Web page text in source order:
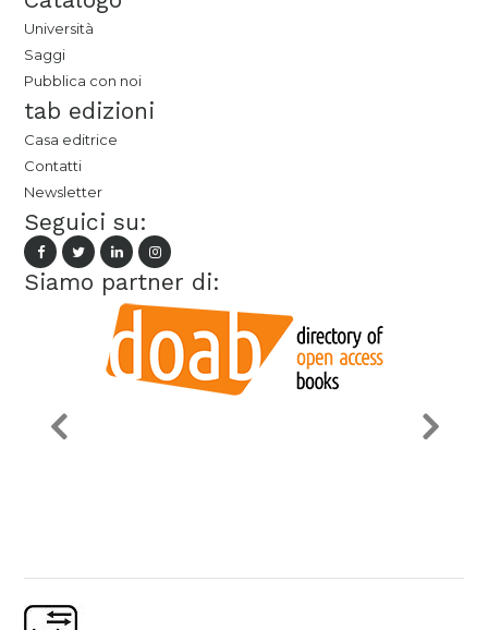
Università
Saggi
Pubblica con noi
tab edizioni
Casa editrice
Contatti
Newsletter
Seguici su:
Siamo partner di: